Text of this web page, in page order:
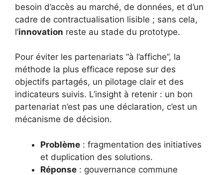
besoin d’accès au marché, de données, et d’un
cadre de contractualisation lisible ; sans cela,
l’innovation reste au stade du prototype.
Pour éviter les partenariats “à l’affiche”, la
méthode la plus efficace repose sur des
objectifs partagés, un pilotage clair et des
indicateurs suivis. L’insight à retenir : un bon
partenariat n’est pas une déclaration, c’est un
mécanisme de décision.
Problème : fragmentation des initiatives
et duplication des solutions.
Réponse : gouvernance commune